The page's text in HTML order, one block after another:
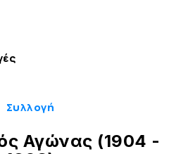
Συλλογή
Αγώνας (1904 -